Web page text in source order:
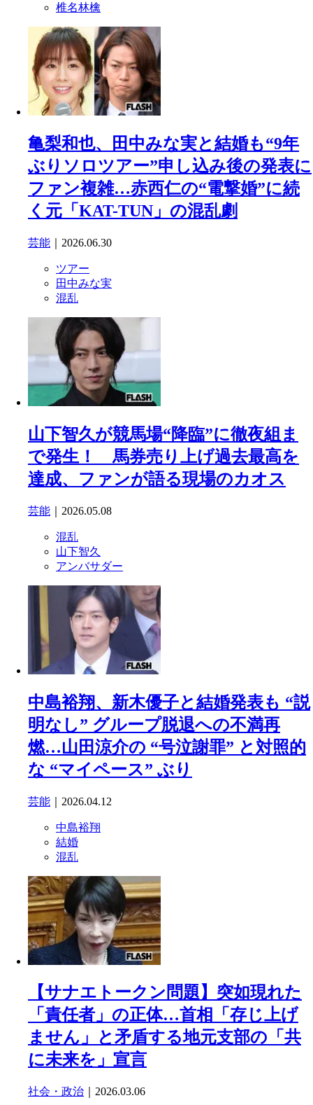
椎名林檎
亀梨和也、田中みな実と結婚も“9年
ぶりソロツアー”申し込み後の発表に
ファン複雑…赤西仁の“電撃婚”に続
く元「KAT-TUN」の混乱劇
芸能 ｜2026.06.30
ツアー
田中みな実
混乱
山下智久が競馬場“降臨”に徹夜組ま
で発生！ 馬券売り上げ過去最高を
達成、ファンが語る現場のカオス
芸能 ｜2026.05.08
混乱
山下智久
アンバサダー
中島裕翔、新木優子と結婚発表も “説
明なし” グループ脱退への不満再
燃…山田涼介の “号泣謝罪” と対照的
な “マイペース” ぶり
芸能 ｜2026.04.12
中島裕翔
結婚
混乱
【サナエトークン問題】突如現れた
「責任者」の正体…首相「存じ上げ
ません」と矛盾する地元支部の「共
に未来を」宣言
社会・政治 ｜2026.03.06